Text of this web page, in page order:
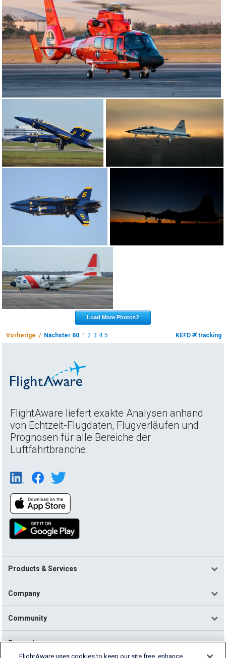
Load More Photos?
Vorherige / Nächster 60 1 2 3 4 5 KEFD tracking
FlightAware liefert exakte Analysen anhand
von Echtzeit-Flugdaten, Flugverläufen und
Prognosen für alle Bereiche der
Luftfahrtbranche.
Products & Services
Company
Community
Support
FlightAware uses cookies to keep our site free, enhance